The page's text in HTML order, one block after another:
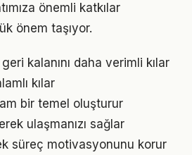
önemli katkılar
önem taşıyor.
kalanını daha verimli kılar
kılar
bir temel oluşturur
ulaşmanızı sağlar
süreç motivasyonunu korur